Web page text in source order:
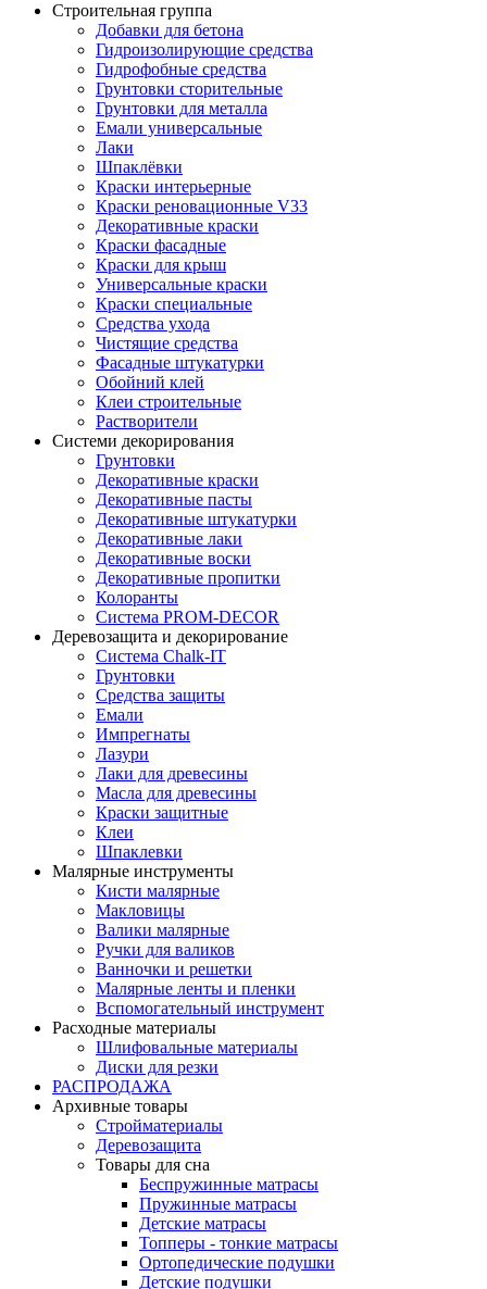
Строительная группа
Добавки для бетона
Гидроизолирующие средства
Гидрофобные средства
Грунтовки сторительные
Грунтовки для металла
Емали универсальные
Лаки
Шпаклёвки
Краски интерьерные
Краски реновационные V33
Декоративные краски
Краски фасадные
Краски для крыш
Универсальные краски
Краски специальные
Средства ухода
Чистящие средства
Фасадные штукатурки
Обойний клей
Клеи строительные
Растворители
Системи декорирования
Грунтовки
Декоративные краски
Декоративные пасты
Декоративные штукатурки
Декоративные лаки
Декоративные воски
Декоративные пропитки
Колоранты
Система PROM-DECOR
Деревозащита и декорирование
Система Chalk-IT
Грунтовки
Средства защиты
Емали
Импрегнаты
Лазури
Лаки для древесины
Масла для древесины
Краски защитные
Клеи
Шпаклевки
Малярные инструменты
Кисти малярные
Макловицы
Валики малярные
Ручки для валиков
Ванночки и решетки
Малярные ленты и пленки
Вспомогательный инструмент
Расходные материалы
Шлифовальные материалы
Диски для резки
РАСПРОДАЖА
Архивные товары
Стройматериалы
Деревозащита
Товары для сна
Беспружинные матрасы
Пружинные матрасы
Детские матрасы
Топперы - тонкие матрасы
Ортопедические подушки
Детские подушки